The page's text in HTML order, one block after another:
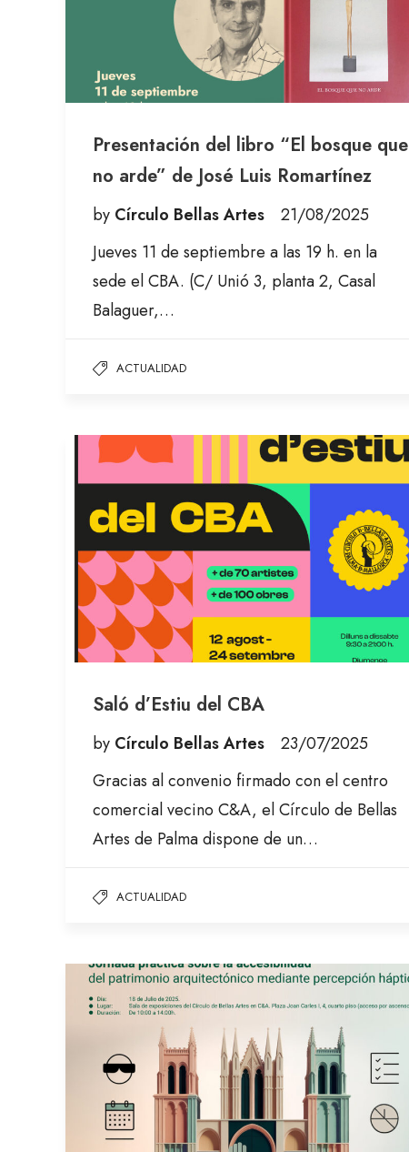
Presentación del libro “El bosque que
no arde” de José Luis Romartínez
by Círculo Bellas Artes
21/08/2025
Jueves 11 de septiembre a las 19 h. en la
sede el CBA. (C/ Unió 3, planta 2, Casal
Balaguer,…
ACTUALIDAD
Saló d’Estiu del CBA
by Círculo Bellas Artes
23/07/2025
Gracias al convenio firmado con el centro
comercial vecino C&A, el Círculo de Bellas
Artes de Palma dispone de un…
ACTUALIDAD